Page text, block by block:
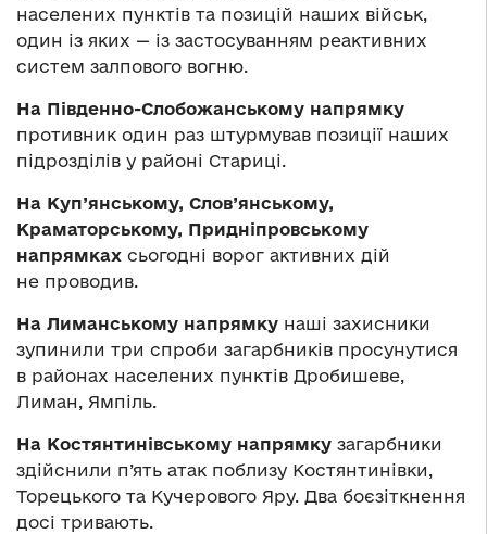
населених пунктів та позицій наших військ,
один із яких — із застосуванням реактивних
систем залпового вогню.
На Південно-Слобожанському напрямку
противник один раз штурмував позиції наших
підрозділів у районі Стариці.
На Куп’янському, Слов’янському,
Краматорському, Придніпровському
напрямках сьогодні ворог активних дій
не проводив.
На Лиманському напрямку наші захисники
зупинили три спроби загарбників просунутися
в районах населених пунктів Дробишеве,
Лиман, Ямпіль.
На Костянтинівському напрямку загарбники
здійснили п’ять атак поблизу Костянтинівки,
Торецького та Кучерового Яру. Два боєзіткнення
досі тривають.